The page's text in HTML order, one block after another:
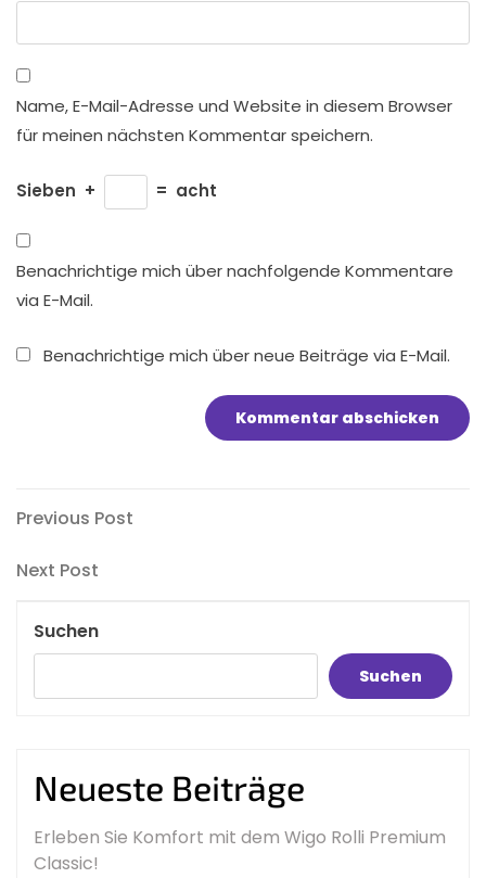
Name, E-Mail-Adresse und Website in diesem Browser
für meinen nächsten Kommentar speichern.
Sieben + = acht
Benachrichtige mich über nachfolgende Kommentare
via E-Mail.
Benachrichtige mich über neue Beiträge via E-Mail.
Beitragsnavigation
Previous
Previous Post
Next
Next Post
Suchen
Suchen
Neueste Beiträge
Erleben Sie Komfort mit dem Wigo Rolli Premium
Classic!